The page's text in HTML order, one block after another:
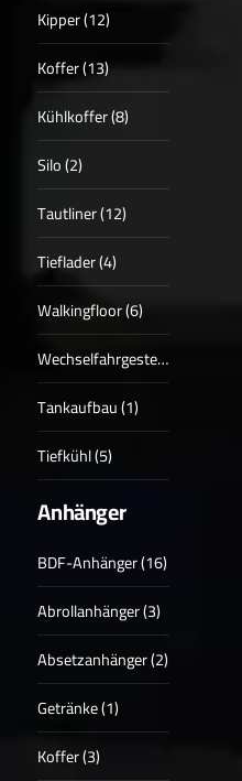
Kipper (12)
Koffer (13)
Kühlkoffer (8)
Silo (2)
Tautliner (12)
Tieflader (4)
Walkingfloor (6)
Wechselfahrgestell (2)
Tankaufbau (1)
Tiefkühl (5)
Anhänger
BDF-Anhänger (16)
Abrollanhänger (3)
Absetzanhänger (2)
Getränke (1)
Koffer (3)